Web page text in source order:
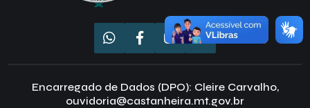
Encarregado de Dados (DPO): Cleire Carvalho,
ouvidoria@castanheira.mt.gov.br